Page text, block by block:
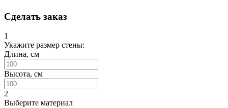
Сделать заказ
1
Укажите размер стены:
Длина, см
Высота, см
2
Выберите материал